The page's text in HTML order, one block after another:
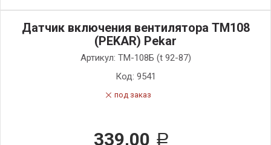
Датчик включения вентилятора ТМ108
(PEKAR) Pekar
Артикул: ТМ-108Б (t 92-87)
Код: 9541
под заказ
339,00 Р